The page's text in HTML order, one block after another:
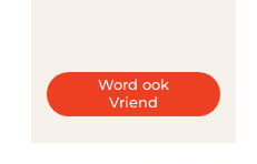
Word ook
Vriend